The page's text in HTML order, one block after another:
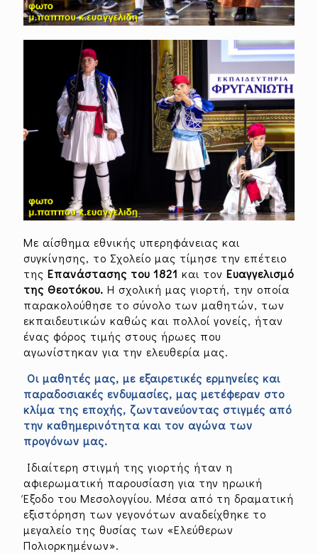
Με αίσθημα εθνικής υπερηφάνειας και
συγκίνησης, το Σχολείο μας τίμησε την επέτειο
της Επανάστασης του 1821 και τον Ευαγγελισμό
της Θεοτόκου. Η σχολική μας γιορτή, την οποία
παρακολούθησε το σύνολο των μαθητών, των
εκπαιδευτικών καθώς και πολλοί γονείς, ήταν
ένας φόρος τιμής στους ήρωες που
αγωνίστηκαν για την ελευθερία μας.
Οι μαθητές μας, με εξαιρετικές ερμηνείες και
παραδοσιακές ενδυμασίες, μας μετέφεραν στο
κλίμα της εποχής, ζωντανεύοντας στιγμές από
την καθημερινότητα και τον αγώνα των
προγόνων μας.
Ιδιαίτερη στιγμή της γιορτής ήταν η
αφιερωματική παρουσίαση για την ηρωική
Έξοδο του Μεσολογγίου. Μέσα από τη δραματική
εξιστόρηση των γεγονότων αναδείχθηκε το
μεγαλείο της θυσίας των «Ελεύθερων
Πολιορκημένων».